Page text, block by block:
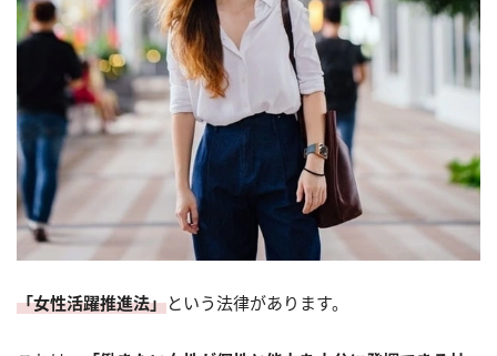
「女性活躍推進法」という法律があります。